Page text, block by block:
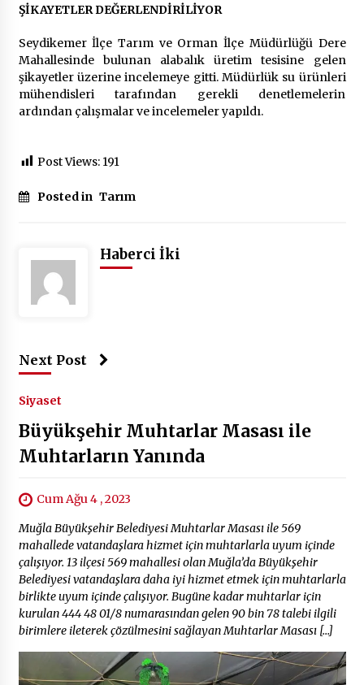
4 ay ago
Başkan Aras “Bizler Günü Kurtaran Değil, Yarını
Kuran İşler İçin Çalışacağız”
Seydikemer Belediye Meclisi Ekim Ayı
2 yıl ago
Olmamalı”
2 yıl ago
ŞİKAYETLER DEĞERLENDİRİLİYOR
Seydikemer İlçe Tarım ve Orman İlçe Müdürlüğü Dere
Mahallesinde bulunan alabalık üretim tesisine gelen
şikayetler üzerine incelemeye gitti. Müdürlük su ürünleri
mühendisleri tarafından gerekli denetlemelerin
ardından çalışmalar ve incelemeler yapıldı.
Post Views: 191
Posted in Tarım
Haberci İki
Next Post
Siyaset
Büyükşehir Muhtarlar Masası ile
Muhtarların Yanında
Cum Ağu 4 , 2023
Muğla Büyükşehir Belediyesi Muhtarlar Masası ile 569
mahallede vatandaşlara hizmet için muhtarlarla uyum içinde
çalışıyor. 13 ilçesi 569 mahallesi olan Muğla’da Büyükşehir
Belediyesi vatandaşlara daha iyi hizmet etmek için muhtarlarla
birlikte uyum içinde çalışıyor. Bugüne kadar muhtarlar için
kurulan 444 48 01/8 numarasından gelen 90 bin 78 talebi ilgili
birimlere ileterek çözülmesini sağlayan Muhtarlar Masası […]